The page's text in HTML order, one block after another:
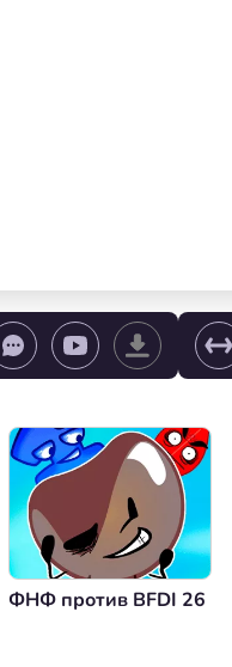
ФНФ против BFDI 26